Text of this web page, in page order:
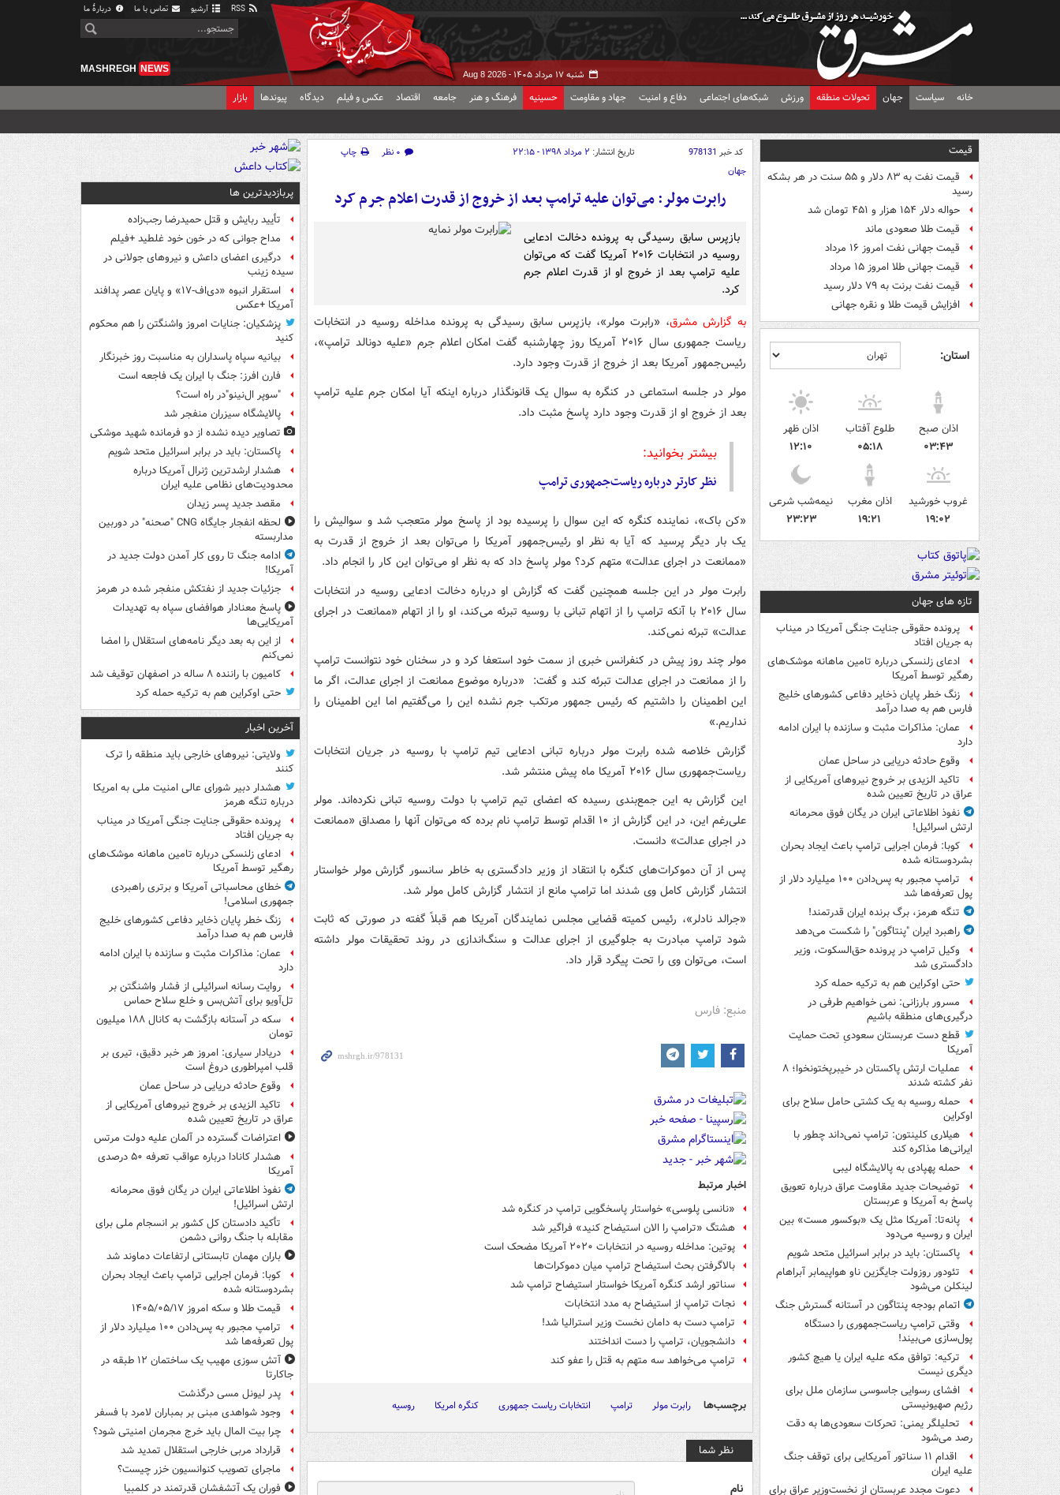
آرشیو تماس با ما دربارهٔ ما
شنبه ۱۷ مرداد ۱۴۰۵ - Aug 8 2026
MASHREGH NEWS
خانه سیاست جهان تحولات منطقه ورزش شبکه‌های اجتماعی دفاع و امنیت جهاد و مقاومت حسینیه فرهنگ و هنر جامعه اقتصاد عکس و فیلم دیدگاه پیوندها بازار
قیمت
قیمت نفت به ۸۳ دلار و ۵۵ سنت در هر بشکه
رسید
حواله دلار ۱۵۴ هزار و ۴۵۱ تومان شد
قیمت طلا صعودی ماند
قیمت جهانی نفت امروز ۱۶ مرداد
قیمت جهانی طلا امروز ۱۵ مرداد
قیمت نفت برنت به ۷۹ دلار رسید
افزایش قیمت طلا و نقره جهانی
استان:
اذان صبح
۰۳:۴۳
طلوع آفتاب
۰۵:۱۸
اذان ظهر
۱۲:۱۰
غروب خورشید
۱۹:۰۲
اذان مغرب
۱۹:۲۱
نیمه‌شب شرعی
۲۳:۲۳
تازه های جهان
پرونده حقوقی جنایت جنگی آمریکا در میناب
به جریان افتاد
ادعای زلنسکی درباره تامین ماهانه موشک‌های
رهگیر توسط آمریکا
زنگ خطر پایان ذخایر دفاعی کشورهای خلیج
فارس هم به صدا درآمد
عمان: مذاکرات مثبت و سازنده با ایران ادامه
دارد
وقوع حادثه دریایی در ساحل عمان
تاکید الزیدی بر خروج نیروهای آمریکایی از
عراق در تاریخ تعیین شده
نفوذ اطلاعاتی ایران در یگان فوق محرمانه
ارتش اسرائیل!
کوبا: فرمان اجرایی ترامپ باعث ایجاد بحران
بشردوستانه شده
ترامپ مجبور به پس‌دادن ۱۰۰ میلیارد دلار از
پول تعرفه‌ها شد
تنگه هرمز، برگ برنده ایران قدرتمند!
راهبرد ایران "پنتاگون" را شکست می‌دهد
وکیل ترامپ در پرونده حق‌السکوت، وزیر
دادگستری شد
حتی اوکراین هم به ترکیه حمله کرد
مسرور بارزانی: نمی خواهیم طرفی در
درگیری‌های منطقه باشیم
قطع دست عربستان سعودیِ تحت حمایت
آمریکا
عملیات ارتش پاکستان در خیبرپختونخوا؛ ۸
نفر کشته شدند
حمله روسیه به یک کشتی حامل سلاح برای
اوکراین
هیلاری کلینتون: ترامپ نمی‌داند چطور با
ایرانی‌ها مذاکره کند
حمله پهپادی به پالایشگاه لیبی
توضیحات جدید مقاومت عراق درباره تعویق
پاسخ به آمریکا و عربستان
پانه‌تا: آمریکا مثل یک «بوکسور مست» بین
ایران و روسیه می‌دود
پاکستان: باید در برابر اسرائیل متحد شویم
تئودور روزولت جایگزین ناو هواپیمابر آبراهام
لینکلن می‌شود
اتمام بودجه پنتاگون در آستانه گسترش جنگ
وقتی ترامپ ریاست‌جمهوری را دستگاه
پول‌سازی می‌بیند!
ترکیه: توافق مکه علیه ایران یا هیچ کشور
دیگری نیست
افشای رسوایی جاسوسی سازمان ملل برای
رژیم صهیونیستی
تحلیلگر یمنی: تحرکات سعودی‌ها به دقت
رصد می‌شود
اقدام ۱۱ سناتور آمریکایی برای توقف جنگ
علیه ایران
دعوت مجدد عربستان از نخست‌وزیر عراق برای
کد خبر 978131 تاریخ انتشار: ۲ مرداد ۱۳۹۸ - ۲۲:۱۵ ۰ نظر
چاپ
جهان
رابرت مولر: می‌توان علیه ترامپ بعد از خروج از قدرت اعلام جرم کرد
بازپرس سابق رسیدگی به پرونده دخالت ادعایی
روسیه در انتخابات ۲۰۱۶ آمریکا گفت که می‌توان
علیه ترامپ بعد از خروج او از قدرت اعلام جرم
کرد.
به گزارش مشرق، «رابرت مولر»، بازپرس سابق رسیدگی به پرونده مداخله روسیه در انتخابات
ریاست جمهوری سال ۲۰۱۶ آمریکا روز چهارشنبه گفت امکان اعلام جرم «علیه دونالد ترامپ»،
رئیس‌جمهور آمریکا بعد از خروج از قدرت وجود دارد.
مولر در جلسه استماعی در کنگره به سوال یک قانونگذار درباره اینکه آیا امکان جرم علیه ترامپ
بعد از خروج او از قدرت وجود دارد پاسخ مثبت داد.
بیشتر بخوانید:
نظر کارتر درباره ریاست‌جمهوری ترامپ
«کن باک»، نماینده کنگره که این سوال را پرسیده بود از پاسخ مولر متعجب شد و سوالیش را
یک بار دیگر پرسید که آیا به نظر او رئیس‌جمهور آمریکا را می‌توان بعد از خروج از قدرت به
«ممانعت در اجرای عدالت» متهم کرد؟ مولر پاسخ داد که به نظر او می‌توان این کار را انجام داد.
رابرت مولر در این جلسه همچنین گفت که گزارش او درباره دخالت ادعایی روسیه در انتخابات
سال ۲۰۱۶ با آنکه ترامپ را از اتهام تبانی با روسیه تبرئه می‌کند، او را از اتهام «ممانعت در اجرای
عدالت» تبرئه نمی‌کند.
مولر چند روز پیش در کنفرانس خبری از سمت خود استعفا کرد و در سخنان خود نتوانست ترامپ
را از ممانعت در اجرای عدالت تبرئه کند و گفت: «درباره موضوع ممانعت از اجرای عدالت، اگر ما
این اطمینان را داشتیم که رئیس جمهور مرتکب جرم نشده این را می‌گفتیم اما این اطمینان را
نداریم.»
گزارش خلاصه شده رابرت مولر درباره تبانی ادعایی تیم ترامپ با روسیه در جریان انتخابات
ریاست‌جمهوری سال ۲۰۱۶ آمریکا ماه پیش منتشر شد.
این گزارش به این جمع‌بندی رسیده که اعضای تیم ترامپ با دولت روسیه تبانی نکرده‌اند. مولر
علی‌رغم این، در این گزارش از ۱۰ اقدام توسط ترامپ نام برده که می‌توان آنها را مصداق «ممانعت
در اجرای عدالت» دانست.
پس از آن دموکرات‌های کنگره با انتقاد از وزیر دادگستری به خاطر سانسور گزارش مولر خواستار
انتشار گزارش کامل وی شدند اما ترامپ مانع از انتشار گزارش کامل مولر شد.
«جرالد نادلر»، رئیس کمیته قضایی مجلس نمایندگان آمریکا هم قبلاً گفته در صورتی که ثابت
شود ترامپ مبادرت به جلوگیری از اجرای عدالت و سنگ‌اندازی در روند تحقیقات مولر داشته
است، می‌توان وی را تحت پیگرد قرار داد.
منبع: فارس
اخبار مرتبط
«نانسی پلوسی» خواستار پاسخگویی ترامپ در کنگره شد
هشتگ «ترامپ را الان استیضاح کنید» فراگیر شد
پوتین: مداخله روسیه در انتخابات ۲۰۲۰ آمریکا مضحک است
بالاگرفتن بحث استیضاح ترامپ میان دموکرات‌ها
سناتور ارشد کنگره آمریکا خواستار استیضاح ترامپ شد
نجات ترامپ از استیضاح به مدد انتخابات
ترامپ دست به دامان نخست وزیر استرالیا شد!
دانشجویان، ترامپ را دست انداختند
ترامپ می‌خواهد سه متهم به قتل را عفو کند
برچسب‌ها رابرت مولر ترامپ انتخابات ریاست جمهوری کنگره امریکا روسیه
نظر شما
نام
پربازدیدترین ها
تأیید ربایش و قتل حمیدرضا رجب‌زاده
مداح جوانی که در خون خود غلطید +فیلم
درگیری اعضای داعش و نیروهای جولانی در
سیده زینب
استقرار انبوه «دی‌اف‑۱۷» و پایان عصر پدافند
آمریکا +عکس
پزشکیان: جنایات امروز واشنگتن را هم محکوم
کنید
بیانیه سپاه پاسداران به مناسبت روز خبرنگار
فارن افرز: جنگ با ایران یک فاجعه است
"سوپر ال‌نینو"در راه است؟
پالایشگاه سیزران منفجر شد
تصاویر دیده‌ نشده از دو فرمانده شهید موشکی
پاکستان: باید در برابر اسرائیل متحد شویم
هشدار ارشدترین ژنرال آمریکا درباره
محدودیت‌های نظامی علیه ایران
مقصد جدید پسر زیدان
لحظه انفجار جایگاه CNG "صحنه" در دوربین
مداربسته
ادامه جنگ تا روی کار آمدن دولت جدید در
آمریکا!
جزئیات جدید از نفتکش منفجر شده در هرمز
پاسخ معنادار هوافضای سپاه به تهدیدات
آمریکایی‌ها
از این به بعد دیگر نامه‌های استقلال را امضا
نمی‌کنم
کامیون با راننده ۸ ساله در اصفهان توقیف شد
حتی اوکراین هم به ترکیه حمله کرد
آخرین اخبار
ولایتی: نیروهای خارجی باید منطقه را ترک
کنند
هشدار دبیر شورای عالی امنیت ملی به امریکا
درباره تنگه هرمز
پرونده حقوقی جنایت جنگی آمریکا در میناب
به جریان افتاد
ادعای زلنسکی درباره تامین ماهانه موشک‌های
رهگیر توسط آمریکا
خطای محاسباتی آمریکا و برتری راهبردی
جمهوری اسلامی!
زنگ خطر پایان ذخایر دفاعی کشورهای خلیج
فارس هم به صدا درآمد
عمان: مذاکرات مثبت و سازنده با ایران ادامه
دارد
روایت رسانه اسرائیلی از فشار واشنگتن بر
تل‌آویو برای آتش‌بس و خلع سلاح حماس
سکه در آستانه بازگشت به کانال ۱۸۸ میلیون
تومان
دریادار سیاری: امروز هر خبر دقیق، تیری بر
قلب امپراطوری دروغ است
وقوع حادثه دریایی در ساحل عمان
تاکید الزیدی بر خروج نیروهای آمریکایی از
عراق در تاریخ تعیین شده
اعتراضات گسترده در آلمان علیه دولت مرتس
هشدار کانادا درباره عواقب تعرفه ۵۰ درصدی
آمریکا
نفوذ اطلاعاتی ایران در یگان فوق محرمانه
ارتش اسرائیل!
تأکید دادستان کل کشور بر انسجام ملی برای
مقابله با جنگ روانی دشمن
باران مهمان تابستانی ارتفاعات دماوند شد
کوبا: فرمان اجرایی ترامپ باعث ایجاد بحران
بشردوستانه شده
قیمت طلا و سکه امروز ۱۴۰۵/۰۵/۱۷
ترامپ مجبور به پس‌دادن ۱۰۰ میلیارد دلار از
پول تعرفه‌ها شد
آتش سوزی مهیب یک ساختمان ۱۲ طبقه در
جاکارتا
پدر لیونل مسی درگذشت
وجود شواهدی مبنی بر بمباران لامرد با فسفر
چرا بیت المال باید خرج مجرمان امنیتی شود؟
قرارداد مربی خارجی استقلال تمدید شد
ماجرای تصویب کنوانسیون خزر چیست؟
فوران یک آتشفشان قدرتمند در کلمبیا